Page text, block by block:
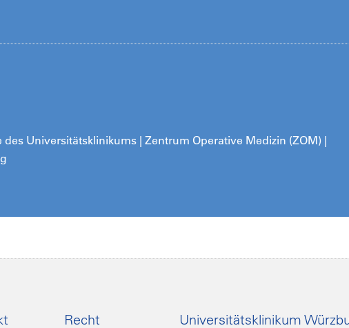
Universitätsklinikums | Zentrum Operative Medizin (ZOM) |
Recht Universitätsklinikum